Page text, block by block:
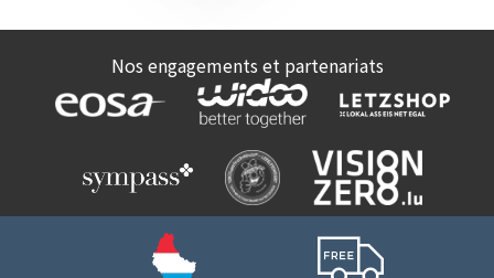
Nos engagements et partenariats